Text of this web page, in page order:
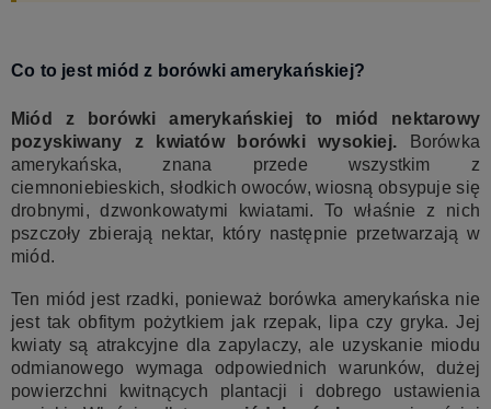
Co to jest miód z borówki amerykańskiej?
Miód z borówki amerykańskiej to miód nektarowy
pozyskiwany z kwiatów borówki wysokiej. Borówka
amerykańska, znana przede wszystkim z
ciemnoniebieskich, słodkich owoców, wiosną obsypuje się
drobnymi, dzwonkowatymi kwiatami. To właśnie z nich
pszczoły zbierają nektar, który następnie przetwarzają w
miód.
Ten miód jest rzadki, ponieważ borówka amerykańska nie
jest tak obfitym pożytkiem jak rzepak, lipa czy gryka. Jej
kwiaty są atrakcyjne dla zapylaczy, ale uzyskanie miodu
odmianowego wymaga odpowiednich warunków, dużej
powierzchni kwitnących plantacji i dobrego ustawienia